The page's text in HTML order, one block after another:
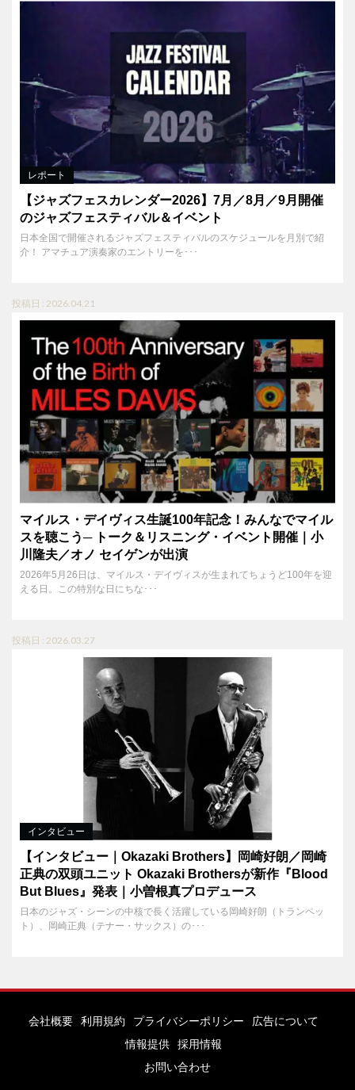
レポート
【ジャズフェスカレンダー2026】7月／8月／9月開催
のジャズフェスティバル＆イベント
日本全国で開催されるジャズフェスティバルのスケジュールを月別で紹
介！ アマチュア演奏家のエントリーを･･･
投稿日 : 2026.04.21
マイルス・デイヴィス生誕100年記念！みんなでマイル
スを聴こう─ トーク＆リスニング・イベント開催｜小
川隆夫／オノ セイゲンが出演
2026年5月26日は、マイルス・デイヴィスが生まれてちょうど100年を迎
える日。この特別な日にちな･･･
投稿日 : 2026.03.27
インタビュー
【インタビュー｜Okazaki Brothers】岡崎好朗／岡崎
正典の双頭ユニット Okazaki Brothersが新作『Blood
But Blues』発表｜小曽根真プロデュース
日本のジャズ・シーンの中核で長く活躍している岡崎好朗（トランペッ
ト）、岡崎正典（テナー・サックス）の･･･
会社概要 利用規約 プライバシーポリシー
広告について
情報提供
採用情報
お問い合わせ